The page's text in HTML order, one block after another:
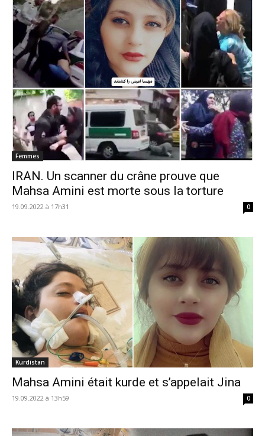
Femmes
IRAN. Un scanner du crâne prouve que
Mahsa Amini est morte sous la torture
19.09.2022 à 17h31 0
Kurdistan
Mahsa Amini était kurde et s’appelait Jina
19.09.2022 à 13h59 0